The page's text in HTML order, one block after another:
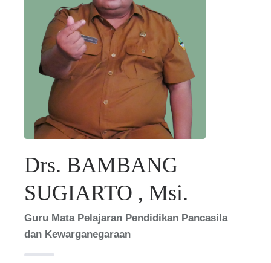
Drs. BAMBANG
SUGIARTO , Msi.
Guru Mata Pelajaran Pendidikan Pancasila
dan Kewarganegaraan